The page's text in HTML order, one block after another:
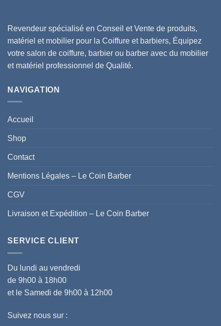
Revendeur spécialisé en Conseil et Vente de produits,
matériel et mobilier pour la Coiffure et barbiers, Équipez
votre salon de coiffure, barbier ou barber avec du mobilier
et matériel professionnel de Qualité.
NAVIGATION
Accueil
Shop
Contact
Mentions Légales – Le Coin Barber
CGV
Livraison et Expédition – Le Coin Barber
SERVICE CLIENT
Du lundi au vendredi
de 9h00 à 18h00
et le Samedi de 9h00 à 12h00
Suivez nous sur :